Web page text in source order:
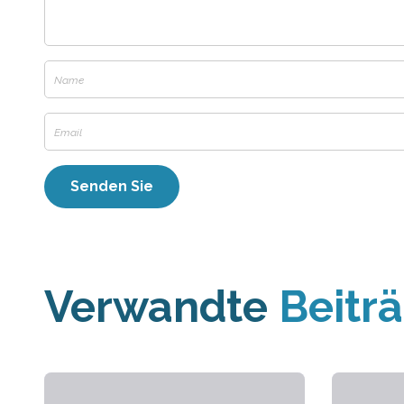
Verwandte